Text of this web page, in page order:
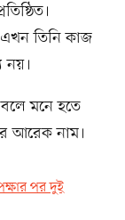
তিনি কাজ
নয়।
মনে হতে
আরেক নাম।
পর দুই